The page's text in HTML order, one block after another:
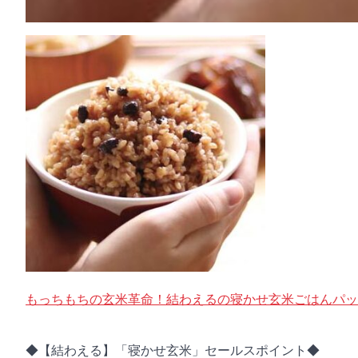
もっちもちの玄米革命！結わえるの寝かせ玄米ごはんパ
◆【結わえる】「寝かせ玄米」セールスポイント◆